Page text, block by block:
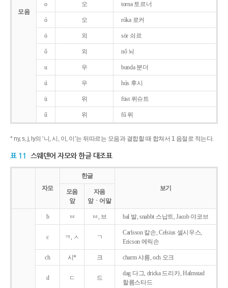
모음
o 오 torna 토르너
ó 오 róka 로커
ö 외 sör 쇠르
ő 외 nő 뇌
u 우 bunda 분더
ú 우 hús 후시
ü 위 füst 퓌슈트
ű 위 fű 퓌
* ny, s, j, ly의 ‘니, 시, 이, 이’는 뒤따르는 모음과 결합할 때 합쳐서 1 음절로 적는다.
표 11 스웨덴어 자모와 한글 대조표
자모
한글
보기
모음
앞
자음
앞ㆍ어말
b ㅂ ㅂ, 브 bal 발, snabbt 스납트, Jacob 야코브
c ㅋ, ㅅ ㄱ
Carlsson 칼손, Celsius 셀시우스,
Ericson 에릭손
ch 시* 크 charm 샤름, och 오크
d ㄷ 드
dag 다그, dricka 드리카, Halmstad
할름스타드